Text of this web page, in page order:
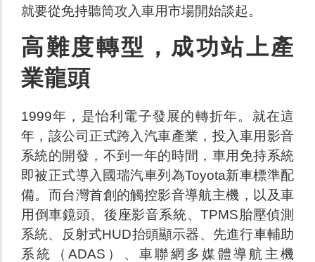
就要從免持聽筒攻入車用市場開始談起。
高難度轉型，成功站上產
業龍頭
1999年，是怡利電子發展的轉折年。就在這
年，該公司正式跨入汽車產業，投入車用影音
系統的開發，不到一年的時間，車用免持系統
即被正式導入國瑞汽車列為Toyota新車標準配
備。而台灣首創的觸控影音導航主機，以及車
用倒車鏡頭、後座影音系統、TPMS胎壓偵測
系統、反射式HUD抬頭顯示器、先進行車輔助
系統（ADAS）、車聯網多媒體導航主機